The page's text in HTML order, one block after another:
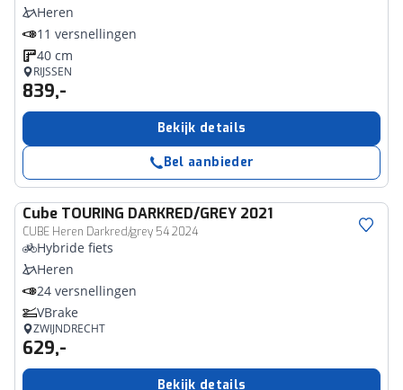
Heren
11 versnellingen
40 cm
RIJSSEN
839,-
Bekijk details
Bel aanbieder
Cube TOURING DARKRED/GREY 2021
CUBE Heren Darkred/grey 54 2024
Hybride fiets
Heren
24 versnellingen
VBrake
ZWIJNDRECHT
629,-
Bekijk details